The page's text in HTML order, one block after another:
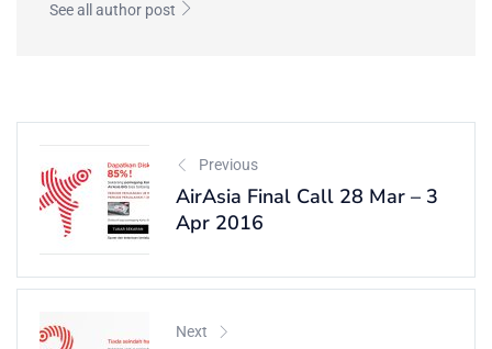
See all author post
Previous
AirAsia Final Call 28 Mar – 3
Apr 2016
Next